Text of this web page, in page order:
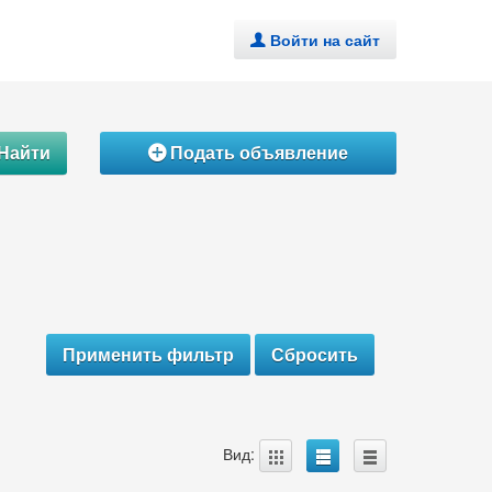
. Войти на сайт
ÁПодать объявление
Вид: A B C